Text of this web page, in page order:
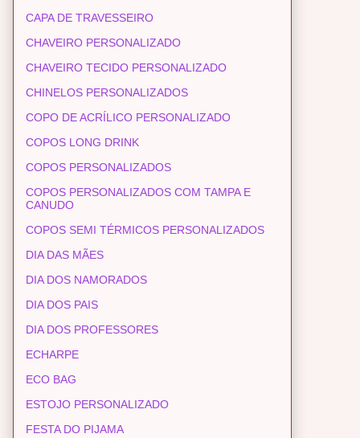
CAPA DE TRAVESSEIRO
CHAVEIRO PERSONALIZADO
CHAVEIRO TECIDO PERSONALIZADO
CHINELOS PERSONALIZADOS
COPO DE ACRÍLICO PERSONALIZADO
COPOS LONG DRINK
COPOS PERSONALIZADOS
COPOS PERSONALIZADOS COM TAMPA E
CANUDO
COPOS SEMI TÉRMICOS PERSONALIZADOS
DIA DAS MÃES
DIA DOS NAMORADOS
DIA DOS PAIS
DIA DOS PROFESSORES
ECHARPE
ECO BAG
ESTOJO PERSONALIZADO
FESTA DO PIJAMA